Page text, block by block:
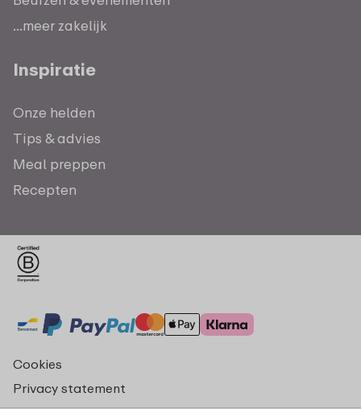
...meer zakelijk
Inspiratie
Onze helden
Tips & advies
Meal preppen
Recepten
Cookies
Privacy statement